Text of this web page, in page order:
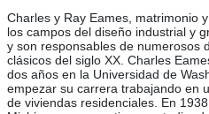
Charles y Ray Eames, matrimonio
los campos del diseño industrial y
y son responsables de numerosos
clásicos del siglo XX. Charles
dos años en la Universidad de
empezar su carrera trabajando en
de viviendas residenciales. En